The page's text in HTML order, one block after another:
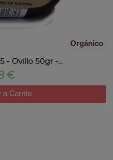
Orgánico
- Ovillo 50gr -...
€
a Carrito